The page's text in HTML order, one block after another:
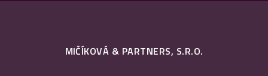
MIČÍKOVÁ & PARTNERS, S.R.O.